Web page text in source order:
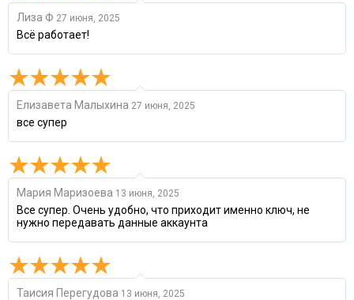
Лиза Ф 27 июня, 2025
Всё работает!
Елизавета Малыхина 27 июня, 2025
все супер
Мария Маризоева 13 июня, 2025
Все супер. Очень удобно, что приходит именно ключ, не
нужно передавать данные аккаунта
Таисия Перегудова 13 июня, 2025